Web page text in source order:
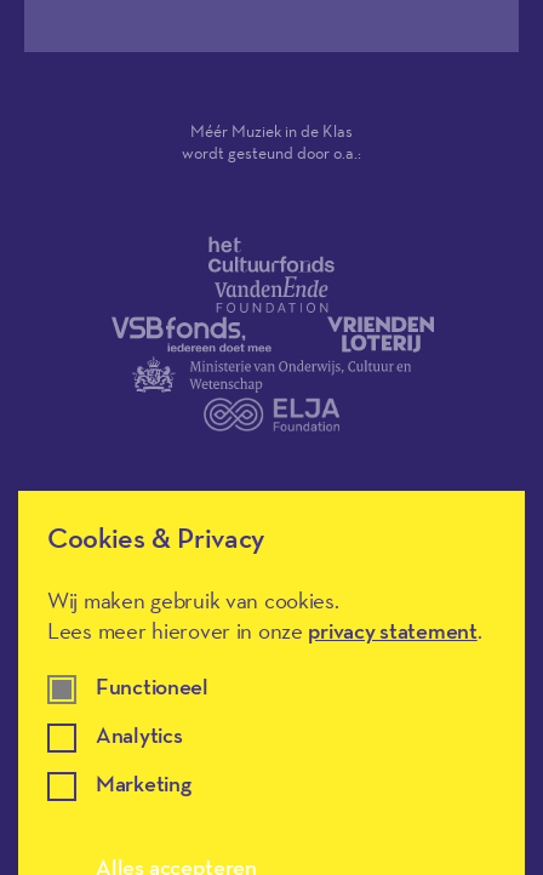
Cookies & Privacy
Wij maken gebruik van cookies.
Lees meer hierover in onze privacy statement.
Functioneel
Analytics
Marketing
Alles accepteren
Méér Muziek in de Klas
wordt gesteund door o.a.:
Méér Muziek in de Klas heeft de
culturele ANBI-status en is een